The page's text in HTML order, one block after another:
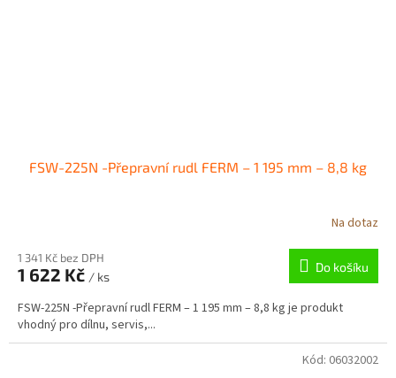
FSW-225N -Přepravní rudl FERM – 1 195 mm – 8,8 kg
Na dotaz
1 341 Kč bez DPH
1 622 Kč / ks
Do košíku
FSW-225N -Přepravní rudl FERM – 1 195 mm – 8,8 kg je produkt
vhodný pro dílnu, servis,...
Kód: 06032002